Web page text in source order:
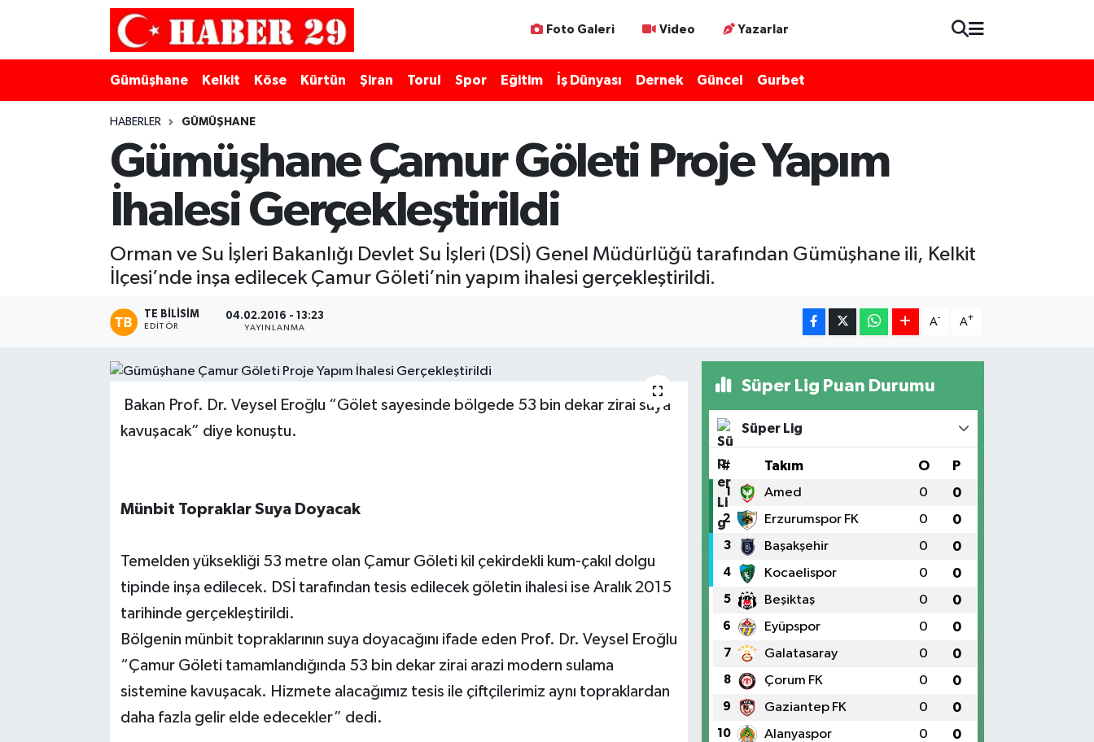
Foto Galeri Video Yazarlar
Gümüşhane Kelkit Köse Kürtün Şiran Torul Spor Eğitim İş Dünyası Dernek Güncel Gurbet
HABERLER GÜMÜŞHANE
Gümüşhane Çamur Göleti Proje Yapım
İhalesi Gerçekleştirildi
Orman ve Su İşleri Bakanlığı Devlet Su İşleri (DSİ) Genel Müdürlüğü tarafından Gümüşhane ili, Kelkit
İlçesi’nde inşa edilecek Çamur Göleti’nin yapım ihalesi gerçekleştirildi.
TE BILISIM
EDITÖR
04.02.2016 - 13:23
YAYINLANMA
A- A+
Bakan Prof. Dr. Veysel Eroğlu “Gölet sayesinde bölgede 53 bin dekar zirai suya
kavuşacak” diye konuştu.
Münbit Topraklar Suya Doyacak
Temelden yüksekliği 53 metre olan Çamur Göleti kil çekirdekli kum-çakıl dolgu
tipinde inşa edilecek. DSİ tarafından tesis edilecek göletin ihalesi ise Aralık 2015
tarihinde gerçekleştirildi.
Bölgenin münbit topraklarının suya doyacağını ifade eden Prof. Dr. Veysel Eroğlu
“Çamur Göleti tamamlandığında 53 bin dekar zirai arazi modern sulama
sistemine kavuşacak. Hizmete alacağımız tesis ile çiftçilerimiz aynı topraklardan
daha fazla gelir elde edecekler” dedi.
Süper Lig Puan Durumu
Süper Lig
# Takım O P
1 Amed 0 0
2 Erzurumspor FK 0 0
3 Başakşehir 0 0
4 Kocaelispor 0 0
5 Beşiktaş 0 0
6 Eyüpspor 0 0
7 Galatasaray 0 0
8 Çorum FK 0 0
9 Gaziantep FK 0 0
10 Alanyaspor 0 0
Merkez Hava Durumu
Merkez Trafik Yoğunluk Haritası
Süper Lig Puan Durumu ve Fikstür
Tüm Manşetler
Son Dakika Haberleri
Haber Arşivi